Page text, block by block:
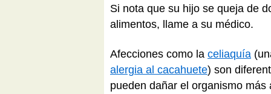
Si nota que su hijo se queja de
alimentos, llame a su médico.
Afecciones como la celiaquía
alergia al cacahuete) son
pueden dañar el organismo